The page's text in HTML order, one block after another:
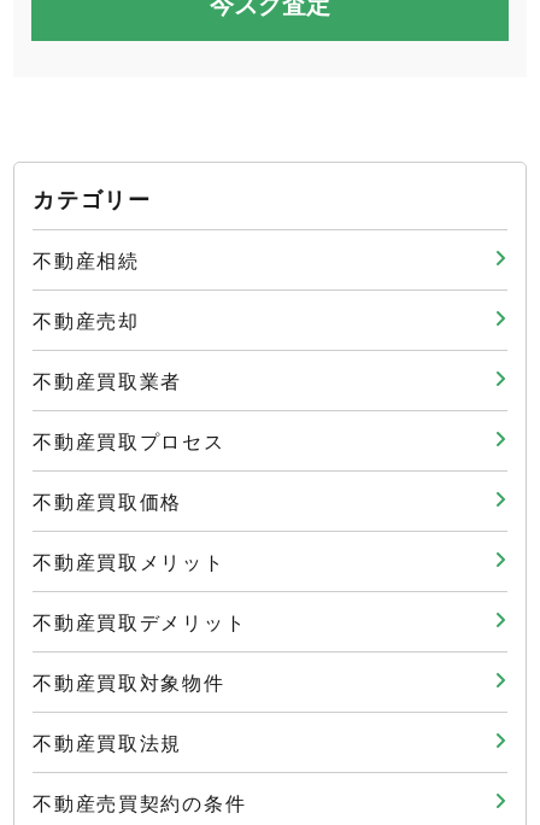
カテゴリー
不動産相続
不動産売却
不動産買取業者
不動産買取プロセス
不動産買取価格
不動産買取メリット
不動産買取デメリット
不動産買取対象物件
不動産買取法規
不動産売買契約の条件